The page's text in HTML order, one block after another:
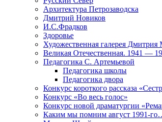
Архитектура Петрозаводска
Дмитрий Новиков
И.С.Фрадков
Здоровье
Художественная галерея Дмитрия
Великая Отечественная. 1941 —
Педагогика С. Артемьевой
Педагогика школы
Педагогика двора
Конкурс короткого рассказа
Конкурс «Во весь голос»
Конкурс новой драматургии
Каким мы помним август 1991-